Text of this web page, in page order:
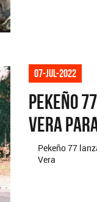
07-jul-2022
Pekeño
Vera
Pekeño 77
Vera